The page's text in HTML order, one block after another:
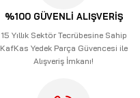
%100 GÜVENLİ ALIŞVERİŞ
15 Yıllık Sektör Tecrübesine Sahip
KafKas Yedek Parça Güvencesi ile
Alışveriş İmkanı!